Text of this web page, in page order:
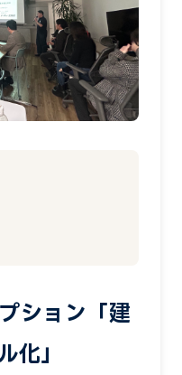
ション「建
化」